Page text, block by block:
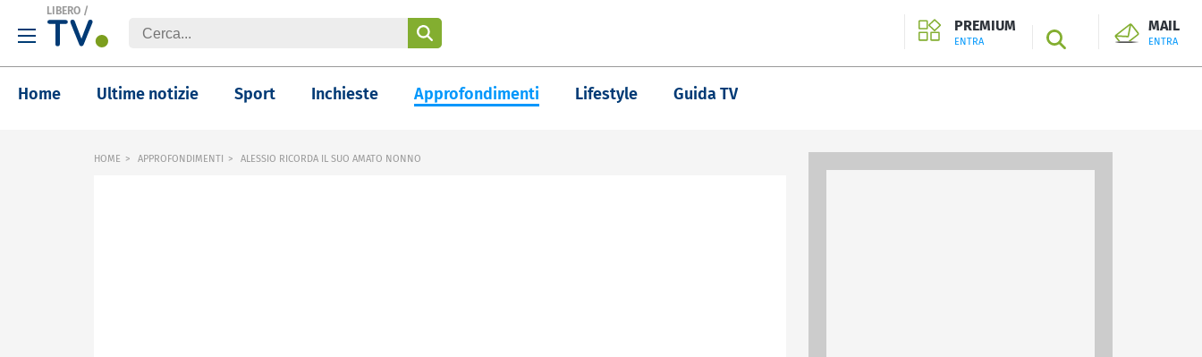
LIBERO /
PREMIUM
ENTRA SEARCH
MAIL
ENTRA
Home Ultime notizie Sport Inchieste Approfondimenti Lifestyle Guida TV
HOME APPROFONDIMENTI ALESSIO RICORDA IL SUO AMATO NONNO